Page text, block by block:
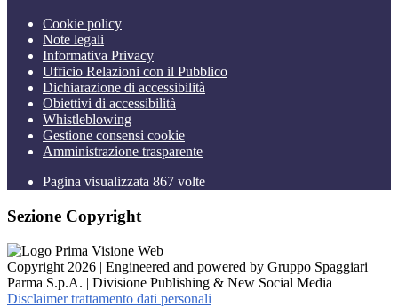
Cookie policy
Note legali
Informativa Privacy
Ufficio Relazioni con il Pubblico
Dichiarazione di accessibilità
Obiettivi di accessibilità
Whistleblowing
Gestione consensi cookie
Amministrazione trasparente
Pagina visualizzata 867 volte
Sezione Copyright
Copyright 2026 | Engineered and powered by Gruppo Spaggiari
Parma S.p.A. | Divisione Publishing & New Social Media
Disclaimer trattamento dati personali